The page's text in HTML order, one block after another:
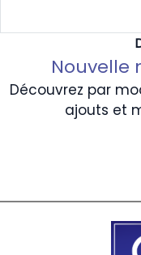
Nouvelle
Découvrez par
ajouts et